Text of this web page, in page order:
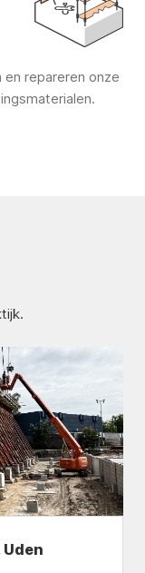
repareren onze